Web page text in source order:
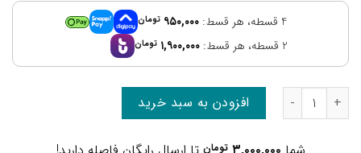
4 قسطه، هر قسط: ۹۵۰,۰۰۰ تومان
2 قسطه، هر قسط: ۱,۹۰۰,۰۰۰ تومان
افزودن به سبد خرید
تومان